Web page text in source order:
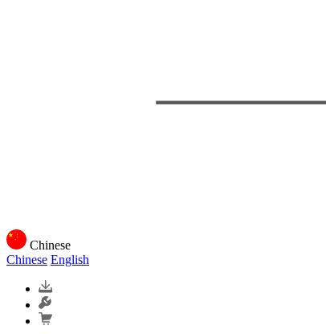
Chinese
Chinese English